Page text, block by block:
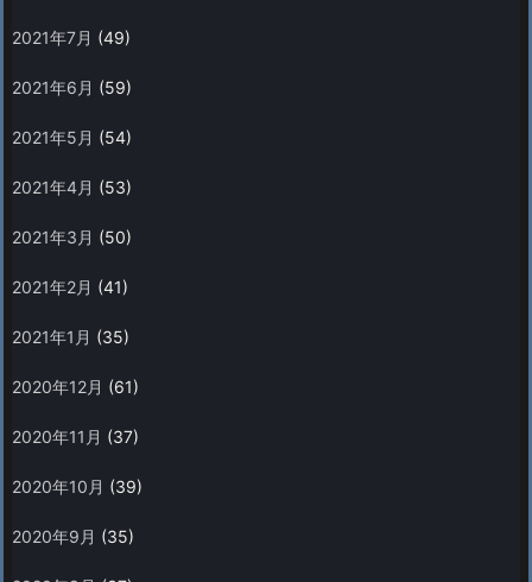
2021年7月 (49)
2021年6月 (59)
2021年5月 (54)
2021年4月 (53)
2021年3月 (50)
2021年2月 (41)
2021年1月 (35)
2020年12月 (61)
2020年11月 (37)
2020年10月 (39)
2020年9月 (35)